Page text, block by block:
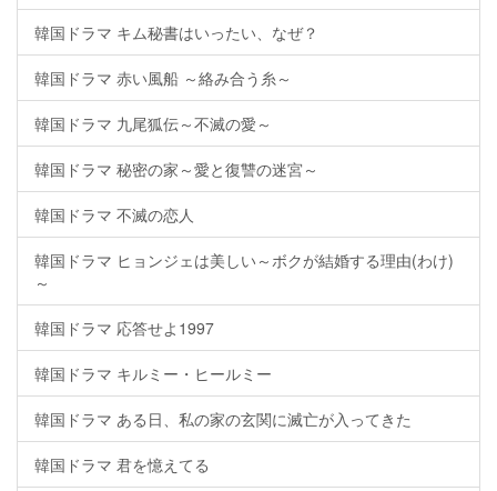
韓国ドラマ キム秘書はいったい、なぜ？
韓国ドラマ 赤い風船 ～絡み合う糸～
韓国ドラマ 九尾狐伝～不滅の愛～
韓国ドラマ 秘密の家～愛と復讐の迷宮～
韓国ドラマ 不滅の恋人
韓国ドラマ ヒョンジェは美しい～ボクが結婚する理由(わけ)
～
韓国ドラマ 応答せよ1997
韓国ドラマ キルミー・ヒールミー
韓国ドラマ ある日、私の家の玄関に滅亡が入ってきた
韓国ドラマ 君を憶えてる